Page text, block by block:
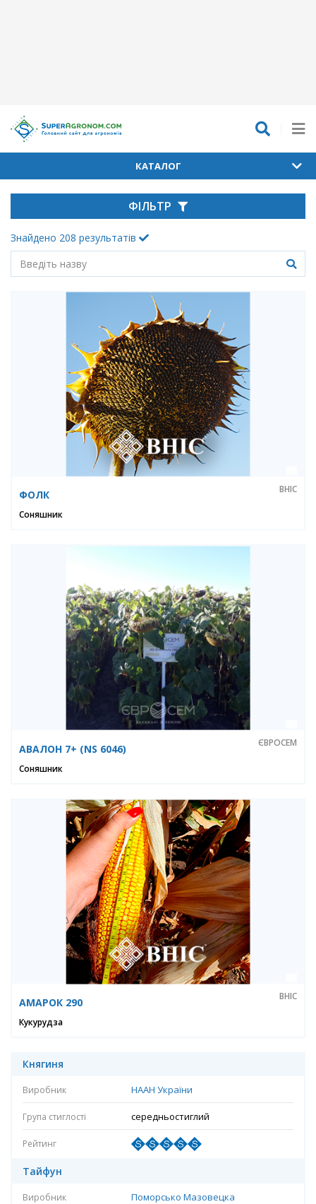
КАТАЛОГ
ФІЛЬТР
Знайдено 208 результатів
ФОЛК ВНІС
Соняшник
АВАЛОН 7+ (NS 6046) ЄВРОСЕМ
Соняшник
АМАРОК 290 ВНІС
Кукурудза
Княгиня
НААН України
середньостиглий
Тайфун
Поморсько Мазовецка